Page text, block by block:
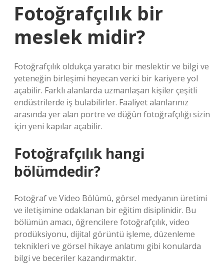
Fotoğrafçılık bir
meslek midir?
Fotoğrafçılık oldukça yaratıcı bir meslektir ve bilgi ve
yeteneğin birleşimi heyecan verici bir kariyere yol
açabilir. Farklı alanlarda uzmanlaşan kişiler çeşitli
endüstrilerde iş bulabilirler. Faaliyet alanlarınız
arasında yer alan portre ve düğün fotoğrafçılığı sizin
için yeni kapılar açabilir.
Fotoğrafçılık hangi
bölümdedir?
Fotoğraf ve Video Bölümü, görsel medyanın üretimi
ve iletişimine odaklanan bir eğitim disiplinidir. Bu
bölümün amacı, öğrencilere fotoğrafçılık, video
prodüksiyonu, dijital görüntü işleme, düzenleme
teknikleri ve görsel hikaye anlatımı gibi konularda
bilgi ve beceriler kazandırmaktır.